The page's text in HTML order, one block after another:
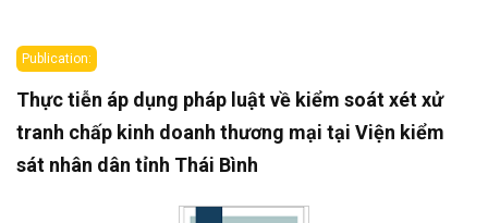
Publication:
Thực tiễn áp dụng pháp luật về kiểm soát xét xử
tranh chấp kinh doanh thương mại tại Viện kiểm
sát nhân dân tỉnh Thái Bình